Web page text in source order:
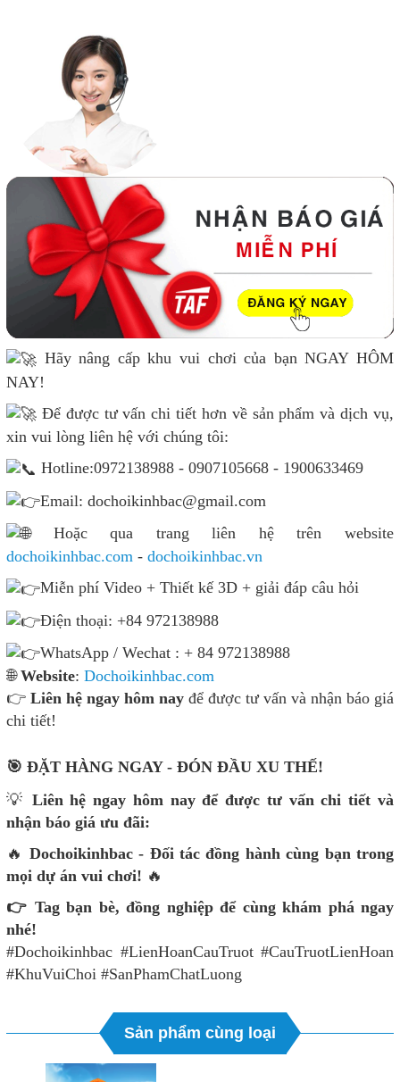
Hãy nâng cấp khu vui chơi của bạn NGAY HÔM
NAY!
Để được tư vấn chi tiết hơn về sản phẩm và dịch vụ,
xin vui lòng liên hệ với chúng tôi:
Hotline:0972138988 - 0907105668 - 1900633469
Email: dochoikinhbac@gmail.com
Hoặc qua trang liên hệ trên website
dochoikinhbac.com - dochoikinhbac.vn
Miễn phí Video + Thiết kế 3D + giải đáp câu hỏi
Điện thoại: +84 972138988
WhatsApp / Wechat : + 84 972138988
🌐Website: Dochoikinhbac.com
👉 Liên hệ ngay hôm nay để được tư vấn và nhận báo giá
chi tiết!
🎯 ĐẶT HÀNG NGAY - ĐÓN ĐẦU XU THẾ!
💡 Liên hệ ngay hôm nay để được tư vấn chi tiết và
nhận báo giá ưu đãi:
🔥 Dochoikinhbac - Đối tác đồng hành cùng bạn trong
mọi dự án vui chơi! 🔥
👉 Tag bạn bè, đồng nghiệp để cùng khám phá ngay
nhé!
#Dochoikinhbac #LienHoanCauTruot #CauTruotLienHoan
#KhuVuiChoi #SanPhamChatLuong
Sản phẩm cùng loại